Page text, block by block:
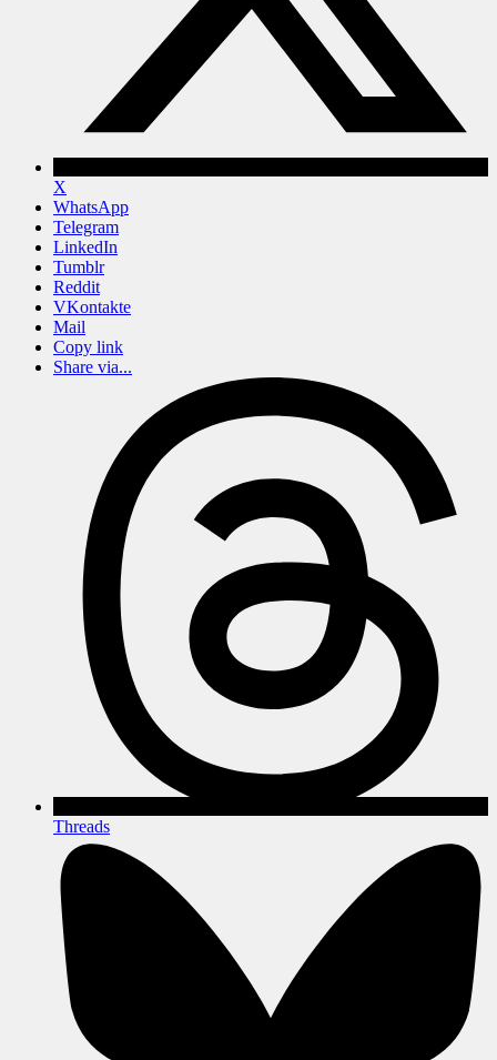
X
WhatsApp
Telegram
LinkedIn
Tumblr
Reddit
VKontakte
Mail
Copy link
Share via...
Threads